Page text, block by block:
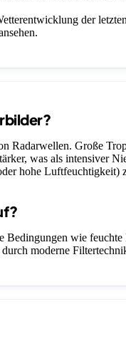
der
Radarwellen. Große
was als intensiver
hohe Luftfeuchtigkeit)
Bedingungen wie
moderne